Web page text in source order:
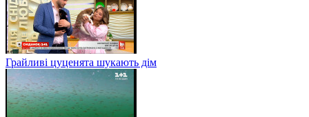
Грайливі цуценята шукають дім